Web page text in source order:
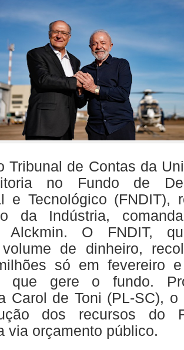
Tribunal de Contas da
no Fundo de
e Tecnológico (FNDIT),
da Indústria,
Alckmin. O FNDIT,
volume de dinheiro,
só em fevereiro
que gere o fundo.
Carol de Toni (PL-SC),
dos recursos do
via orçamento público.